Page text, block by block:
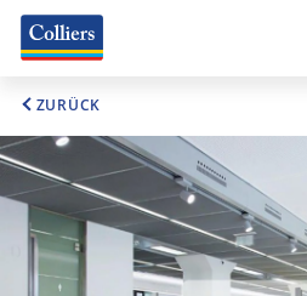
ZURÜCK